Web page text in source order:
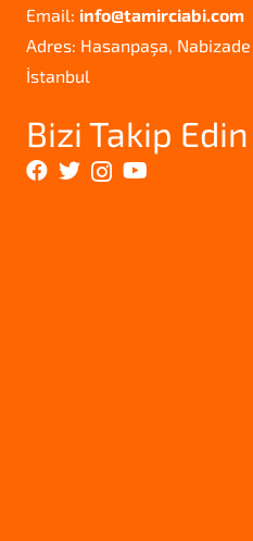
Email: info@tamirciabi.com
Adres: Hasanpaşa,
İstanbul
Bizi Takip Edin